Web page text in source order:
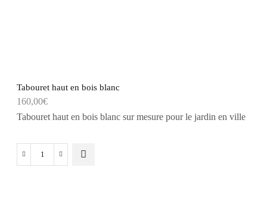
Tabouret haut en bois blanc
160,00€
Tabouret haut en bois blanc sur mesure pour le jardin en ville